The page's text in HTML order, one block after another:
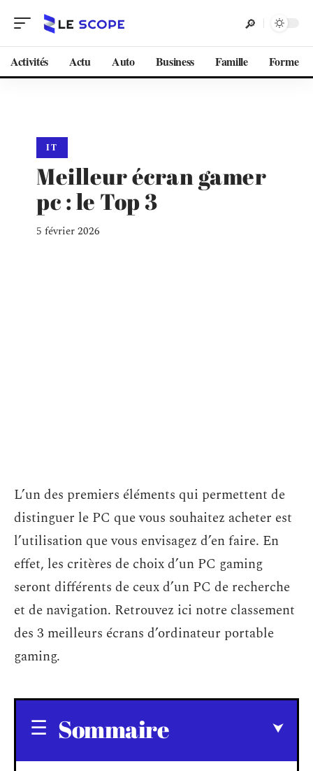
Activités Actu Auto Business Famille Forme
IT
Meilleur écran gamer
pc : le Top 3
5 février 2026
L’un des premiers éléments qui permettent de
distinguer le PC que vous souhaitez acheter est
l’utilisation que vous envisagez d’en faire. En
effet, les critères de choix d’un PC gaming
seront différents de ceux d’un PC de recherche
et de navigation. Retrouvez ici notre classement
des 3 meilleurs écrans d’ordinateur portable
gaming.
Sommaire